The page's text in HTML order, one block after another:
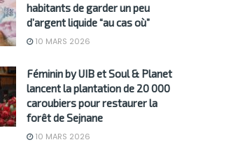
habitants de garder un peu
d’argent liquide “au cas où”
10 MARS 2026
Féminin by UIB et Soul & Planet
lancent la plantation de 20 000
caroubiers pour restaurer la
forêt de Sejnane
10 MARS 2026